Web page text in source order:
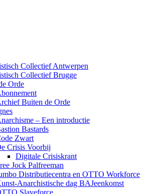
Collectief Antwerpen
Collectief Brugge
Orde
Buiten de Orde
– Een introductie
Bastards
Zwart
Crisis Voorbij
Digitale Crisiskrant
Jock Palfreeman
Distributiecentra en OTTO Workforce
Anarchistische dag BAJeenkomst